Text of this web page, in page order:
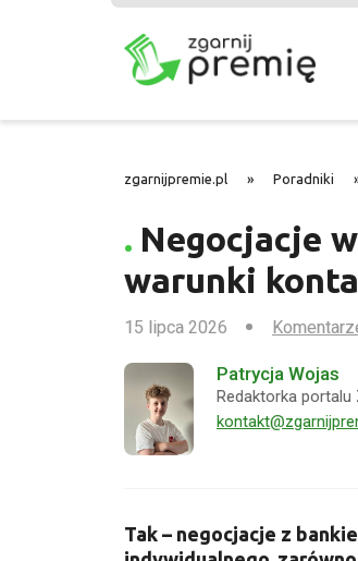
zgarnijpremie.pl » Poradniki
Negocjacje
warunki
15 lipca 2026
Patrycja Wojas
Redaktorka portalu
Tak – negocjacje z